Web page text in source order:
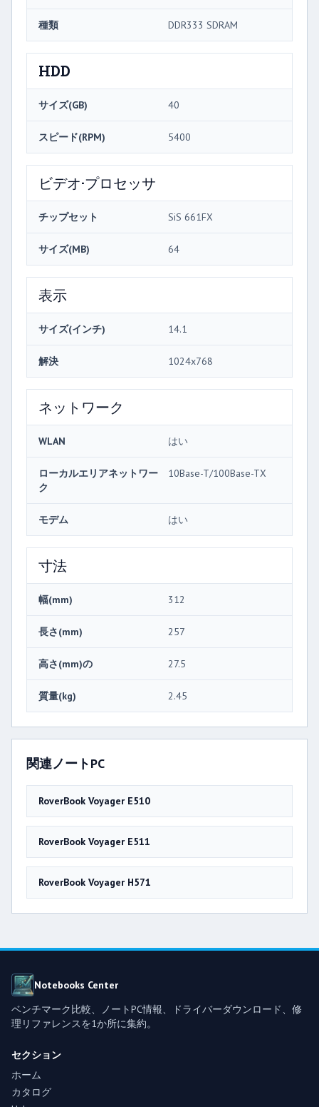
種類 DDR333 SDRAM
HDD
サイズ(GB) 40
スピード(RPM) 5400
ビデオ·プロセッサ
チップセット SiS 661FX
サイズ(MB) 64
表示
サイズ(インチ) 14.1
解決 1024x768
ネットワーク
WLAN はい
ローカルエリアネットワー
ク
10Base-T/100Base-TX
モデム はい
寸法
幅(mm) 312
長さ(mm) 257
高さ(mm)の 27.5
質量(kg) 2.45
関連ノートPC
RoverBook Voyager E510
RoverBook Voyager E511
RoverBook Voyager H571
Notebooks Center
ベンチマーク比較、ノートPC情報、ドライバーダウンロード、修
理リファレンスを1か所に集約。
セクション
ホーム
カタログ